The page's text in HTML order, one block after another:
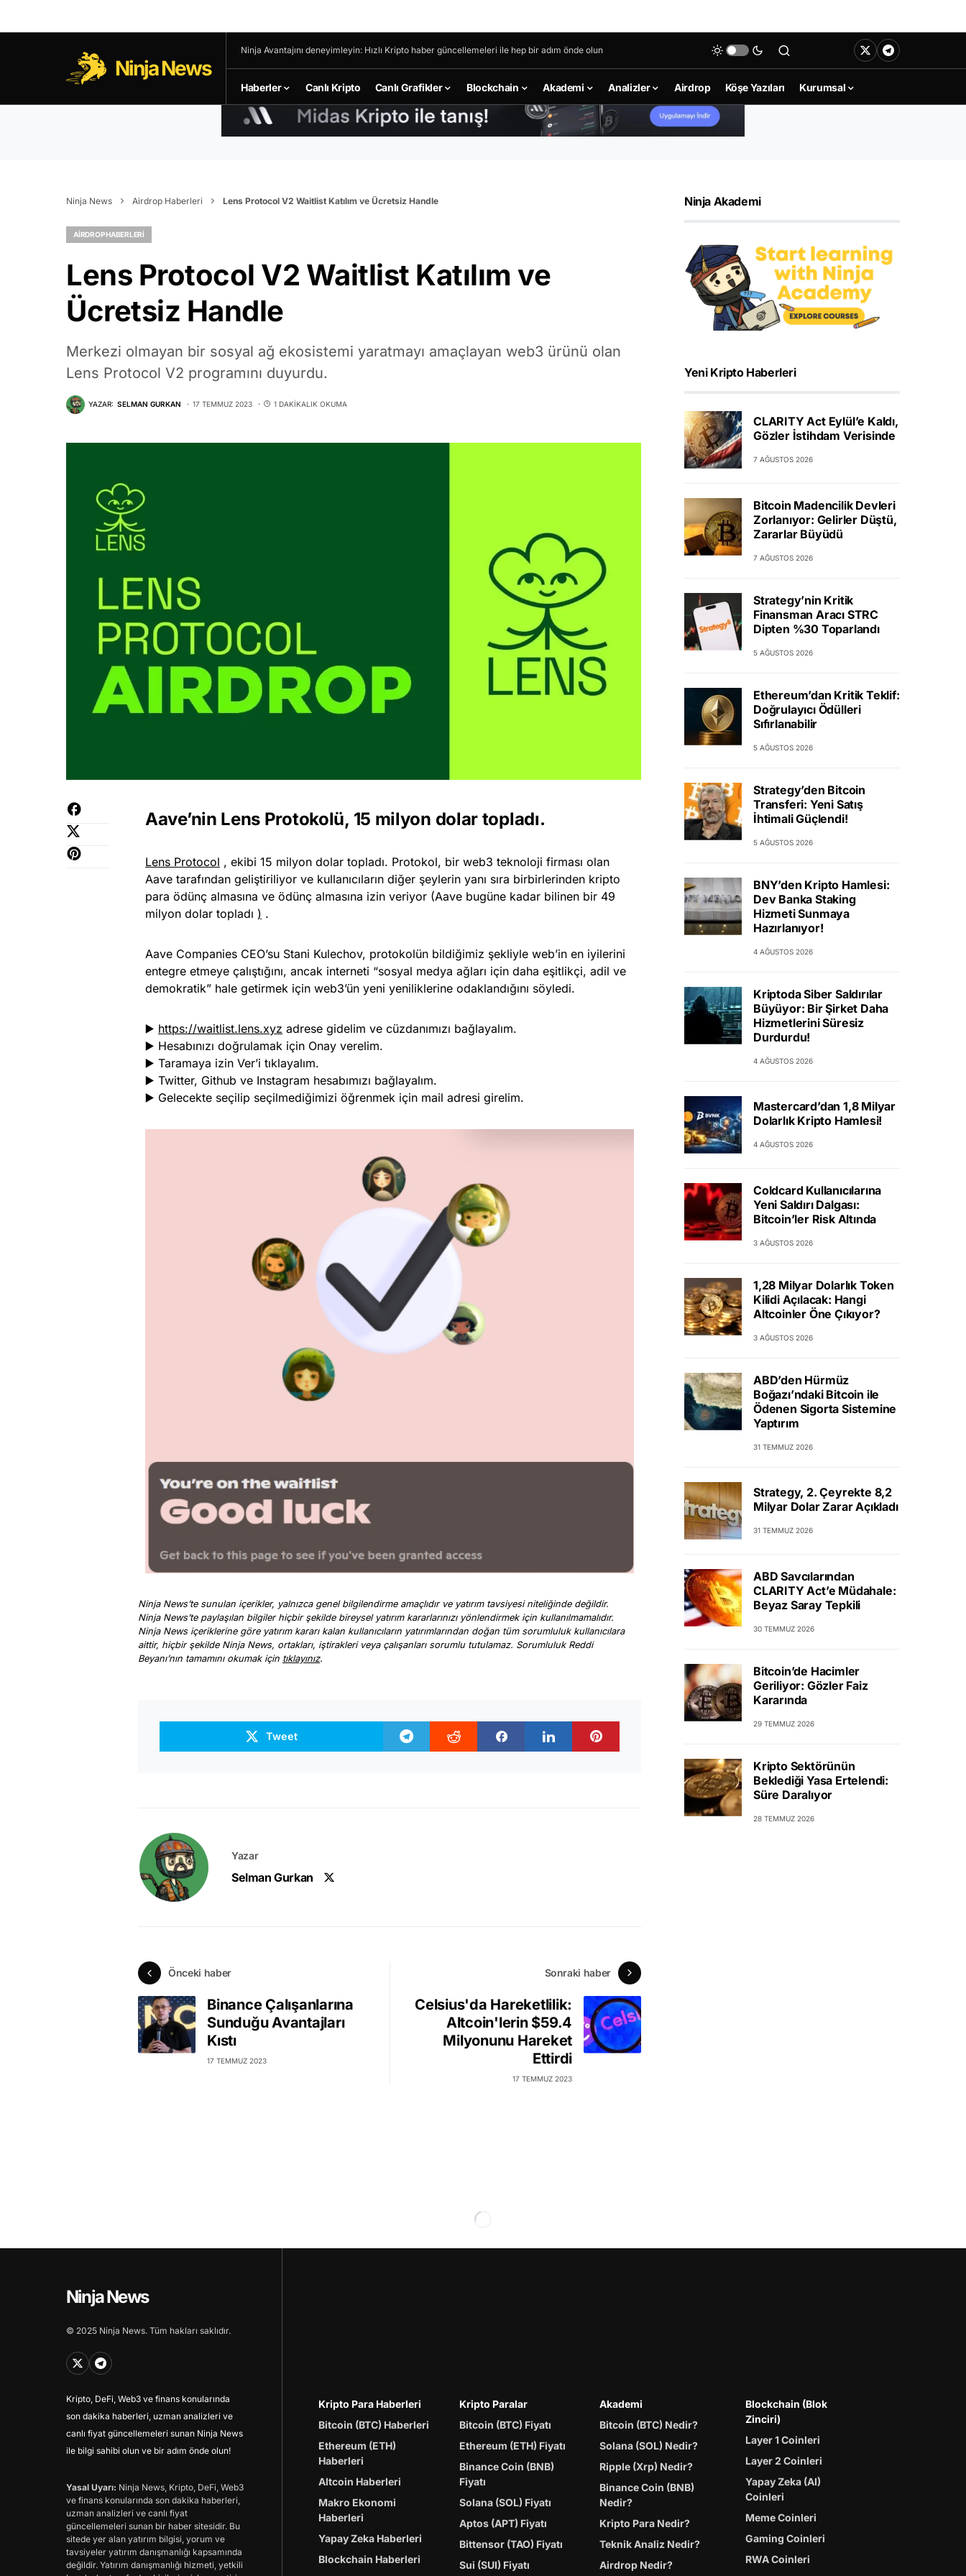
Ninja News
Ninja Avantajını deneyimleyin: Hızlı Kripto haber güncellemeleri ile hep bir adım önde olun
Haberler Canlı Kripto Canlı Grafikler Blockchain Akademi Analizler Airdrop Köşe Yazıları Kurumsal
Ninja News Airdrop Haberleri Lens Protocol V2 Waitlist Katılım ve Ücretsiz Handle
AIRDROP HABERLERI
Lens Protocol V2 Waitlist Katılım ve
Ücretsiz Handle
Merkezi olmayan bir sosyal ağ ekosistemi yaratmayı amaçlayan web3 ürünü olan
Lens Protocol V2 programını duyurdu.
YAZAR: SELMAN GURKAN 17 TEMMUZ 2023 1 DAKIKALIK OKUMA
Aave’nin Lens Protokolü, 15 milyon dolar topladı.
Lens Protocol , ekibi 15 milyon dolar topladı. Protokol, bir web3 teknoloji firması olan
Aave tarafından geliştiriliyor ve kullanıcıların diğer şeylerin yanı sıra birbirlerinden kripto
para ödünç almasına ve ödünç almasına izin veriyor (Aave bugüne kadar bilinen bir 49
milyon dolar topladı ) .
Aave Companies CEO’su Stani Kulechov, protokolün bildiğimiz şekliyle web’in en iyilerini
entegre etmeye çalıştığını, ancak interneti “sosyal medya ağları için daha eşitlikçi, adil ve
demokratik” hale getirmek için web3’ün yeni yeniliklerine odaklandığını söyledi.
▶️ https://waitlist.lens.xyz adrese gidelim ve cüzdanımızı bağlayalım.
▶️ Hesabınızı doğrulamak için Onay verelim.
▶️ Taramaya izin Ver’i tıklayalım.
▶️ Twitter, Github ve Instagram hesabımızı bağlayalım.
▶️ Gelecekte seçilip seçilmediğimizi öğrenmek için mail adresi girelim.
Ninja News’te sunulan içerikler, yalnızca genel bilgilendirme amaçlıdır ve yatırım tavsiyesi niteliğinde değildir.
Ninja News’te paylaşılan bilgiler hiçbir şekilde bireysel yatırım kararlarınızı yönlendirmek için kullanılmamalıdır.
Ninja News içeriklerine göre yatırım kararı kalan kullanıcıların yatırımlarından doğan tüm sorumluluk kullanıcılara
aittir, hiçbir şekilde Ninja News, ortakları, iştirakleri veya çalışanları sorumlu tutulamaz. Sorumluluk Reddi
Beyanı’nın tamamını okumak için tıklayınız.
Tweet
Yazar
Selman Gurkan
Önceki haber
Binance Çalışanlarına
Sunduğu Avantajları
Kıstı
17 TEMMUZ 2023
Sonraki haber
Celsius'da Hareketlilik:
Altcoin'lerin $59.4
Milyonunu Hareket
Ettirdi
17 TEMMUZ 2023
Ninja Akademi
Yeni Kripto Haberleri
CLARITY Act Eylül’e Kaldı,
Gözler İstihdam Verisinde
7 AĞUSTOS 2026
Bitcoin Madencilik Devleri
Zorlanıyor: Gelirler Düştü,
Zararlar Büyüdü
7 AĞUSTOS 2026
Strategy’nin Kritik
Finansman Aracı STRC
Dipten %30 Toparlandı
5 AĞUSTOS 2026
Ethereum’dan Kritik Teklif:
Doğrulayıcı Ödülleri
Sıfırlanabilir
5 AĞUSTOS 2026
Strategy’den Bitcoin
Transferi: Yeni Satış
İhtimali Güçlendi!
5 AĞUSTOS 2026
BNY’den Kripto Hamlesi:
Dev Banka Staking
Hizmeti Sunmaya
Hazırlanıyor!
4 AĞUSTOS 2026
Kriptoda Siber Saldırılar
Büyüyor: Bir Şirket Daha
Hizmetlerini Süresiz
Durdurdu!
4 AĞUSTOS 2026
Mastercard’dan 1,8 Milyar
Dolarlık Kripto Hamlesi!
4 AĞUSTOS 2026
Coldcard Kullanıcılarına
Yeni Saldırı Dalgası:
Bitcoin’ler Risk Altında
3 AĞUSTOS 2026
1,28 Milyar Dolarlık Token
Kilidi Açılacak: Hangi
Altcoinler Öne Çıkıyor?
3 AĞUSTOS 2026
ABD’den Hürmüz
Boğazı’ndaki Bitcoin ile
Ödenen Sigorta Sistemine
Yaptırım
31 TEMMUZ 2026
Strategy, 2. Çeyrekte 8,2
Milyar Dolar Zarar Açıkladı
31 TEMMUZ 2026
ABD Savcılarından
CLARITY Act’e Müdahale:
Beyaz Saray Tepkili
30 TEMMUZ 2026
Bitcoin’de Hacimler
Geriliyor: Gözler Faiz
Kararında
29 TEMMUZ 2026
Kripto Sektörünün
Beklediği Yasa Ertelendi:
Süre Daralıyor
28 TEMMUZ 2026
Ninja News
© 2025 Ninja News. Tüm hakları saklıdır.
Kripto, DeFi, Web3 ve finans konularında
son dakika haberleri, uzman analizleri ve
canlı fiyat güncellemeleri sunan Ninja News
ile bilgi sahibi olun ve bir adım önde olun!
Yasal Uyarı: Ninja News, Kripto, DeFi, Web3
ve finans konularında son dakika haberleri,
uzman analizleri ve canlı fiyat
güncellemeleri sunan bir haber sitesidir. Bu
sitede yer alan yatırım bilgisi, yorum ve
tavsiyeler yatırım danışmanlığı kapsamında
değildir. Yatırım danışmanlığı hizmeti, yetkili
Kripto Para Haberleri
Bitcoin (BTC) Haberleri
Ethereum (ETH)
Haberleri
Altcoin Haberleri
Makro Ekonomi
Haberleri
Yapay Zeka Haberleri
Blockchain Haberleri
Kripto Paralar
Bitcoin (BTC) Fiyatı
Ethereum (ETH) Fiyatı
Binance Coin (BNB)
Fiyatı
Solana (SOL) Fiyatı
Aptos (APT) Fiyatı
Bittensor (TAO) Fiyatı
Sui (SUI) Fiyatı
Akademi
Bitcoin (BTC) Nedir?
Solana (SOL) Nedir?
Ripple (Xrp) Nedir?
Binance Coin (BNB)
Nedir?
Kripto Para Nedir?
Teknik Analiz Nedir?
Airdrop Nedir?
Blockchain (Blok
Zinciri)
Layer 1 Coinleri
Layer 2 Coinleri
Yapay Zeka (AI)
Coinleri
Meme Coinleri
Gaming Coinleri
RWA Coinleri